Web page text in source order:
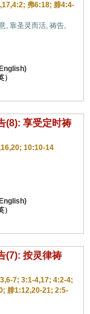
弗6:18; 腓4:4-
, 靠圣灵而活, 祷告,
(8): 享受定时祷
10:10-14
(7): 按灵律祷
7; 3:1-4,17; 4:2-4;
腓1:12,20-21; 2:5-